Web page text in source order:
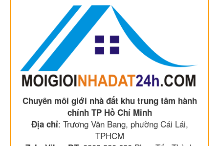
Chuyên môi giới nhà đất khu trung tâm hành
chính TP Hồ Chí Minh
Địa chỉ: Trương Văn Bang, phường Cái Lái,
TPHCM